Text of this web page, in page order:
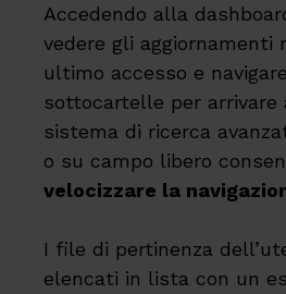
Accedendo alla
vedere gli aggiornamenti
ultimo accesso e
sottocartelle per arrivare
sistema di ricerca
o su campo libero
velocizzare la
I file di pertinenza
elencati in lista con un